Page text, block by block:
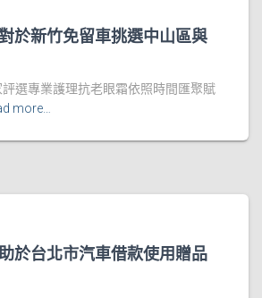
於新竹免留車挑選中山區與
選專業護理抗老眼霜依照時間匯聚賦
more…
於台北市汽車借款使用贈品